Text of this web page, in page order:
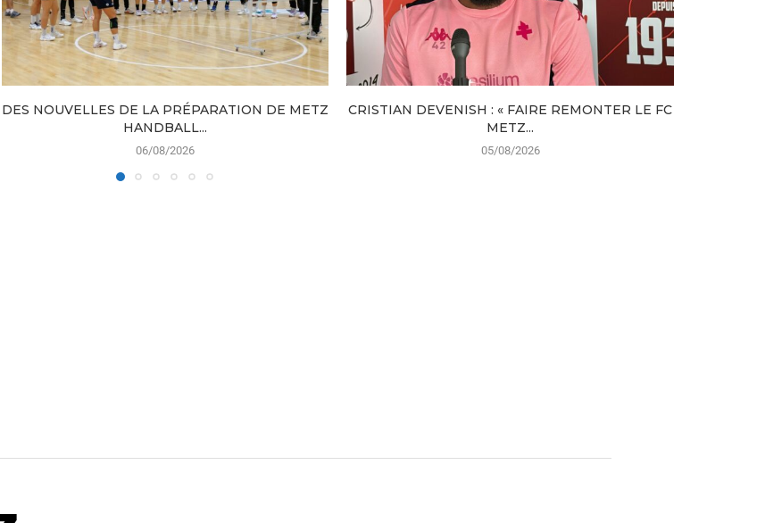
DES NOUVELLES DE LA PRÉPARATION DE METZ
HANDBALL...
06/08/2026
CRISTIAN DEVENISH : « FAIRE REMONTER LE FC
METZ...
05/08/2026